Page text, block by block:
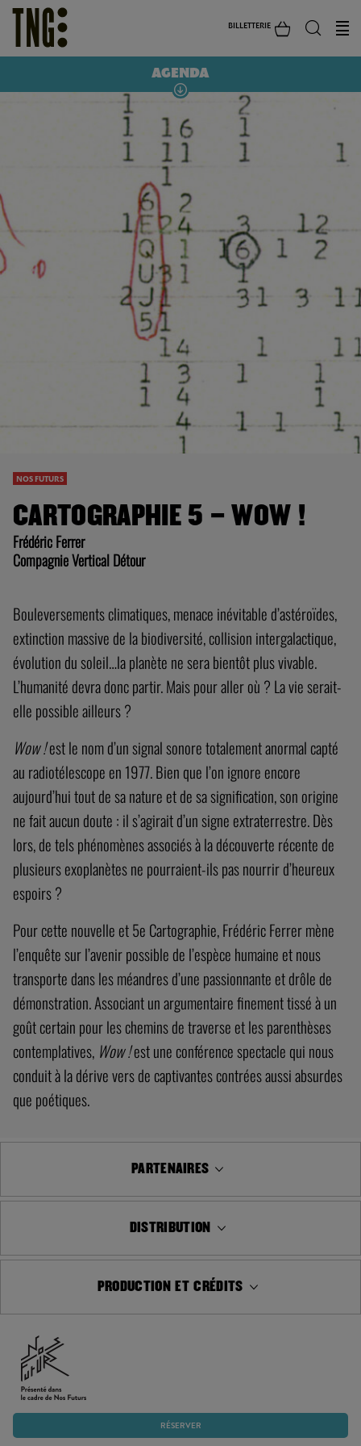
BILLETTERIE
AGENDA
NOS FUTURS
CARTOGRAPHIE 5 – WOW !
Frédéric Ferrer
Compagnie Vertical Détour
Bouleversements climatiques, menace inévitable d’astéroïdes,
extinction massive de la biodiversité, collision intergalactique,
évolution du soleil…la planète ne sera bientôt plus vivable.
L’humanité devra donc partir. Mais pour aller où ? La vie serait-
elle possible ailleurs ?
Wow !est le nom d’un signal sonore totalement anormal capté
au radiotélescope en 1977. Bien que l’on ignore encore
aujourd’hui tout de sa nature et de sa signification, son origine
ne fait aucun doute : il s’agirait d’un signe extraterrestre. Dès
lors, de tels phénomènes associés à la découverte récente de
plusieurs exoplanètes ne pourraient-ils pas nourrir d’heureux
espoirs ?
Pour cette nouvelle et 5e Cartographie, Frédéric Ferrer mène
l’enquête sur l’avenir possible de l’espèce humaine et nous
transporte dans les méandres d’une passionnante et drôle de
démonstration. Associant un argumentaire finement tissé à un
goût certain pour les chemins de traverse et les parenthèses
contemplatives, Wow !est une conférence spectacle qui nous
conduit à la dérive vers de captivantes contrées aussi absurdes
que poétiques.
PARTENAIRES
DISTRIBUTION
PRODUCTION ET CRÉDITS
RÉSERVER